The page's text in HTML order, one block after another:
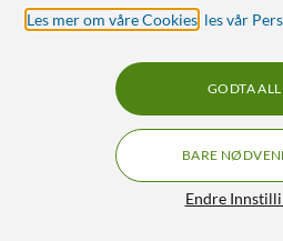
Nettlager: 20+ st
0
Les mer om våre Cookies les vår
Endre
BARE
GODTA